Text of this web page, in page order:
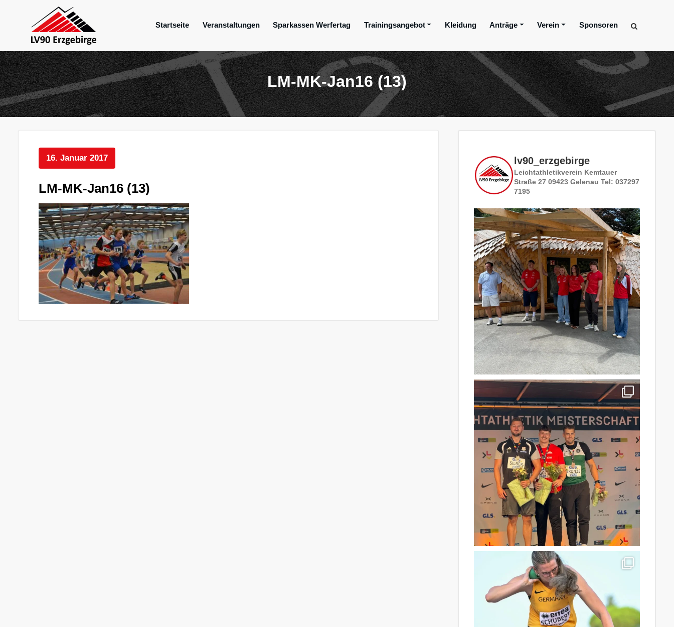
springen
Startseite Veranstaltungen Sparkassen Werfertag Trainingsangebot Kleidung Anträge Verein Sponsoren
LM-MK-Jan16 (13)
16. Januar 2017
LM-MK-Jan16 (13)
lv90_erzgebirge
Leichtathletikverein Kemtauer
Straße 27 09423 Gelenau Tel: 037297
7195